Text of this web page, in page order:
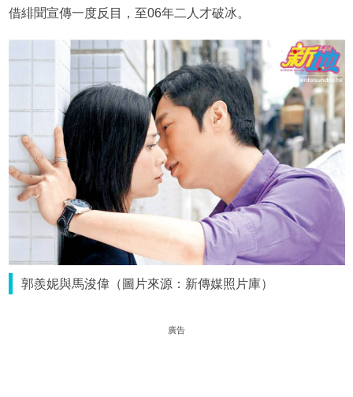
借緋聞宣傳一度反目，至06年二人才破冰。
郭羨妮與馬浚偉（圖片來源：新傳媒照片庫）
廣告